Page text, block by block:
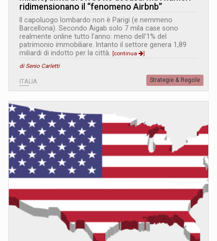
ridimensionano il “fenomeno Airbnb”
Il capoluogo lombardo non è Parigi (e nemmeno
Barcellona). Secondo Aigab solo 7 mila case sono
realmente online tutto l’anno: meno dell’1% del
patrimonio immobiliare. Intanto il settore genera 1,89
miliardi di indotto per la città.
[continua
]
di Senio Carletti
ITALIA Strategie & Regole